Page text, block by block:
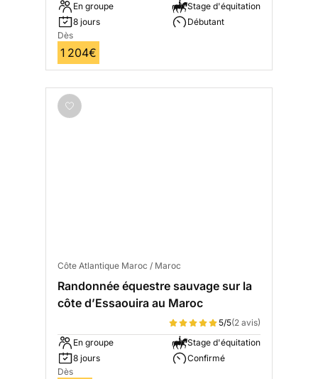
En groupe
8 jours
Stage d'équitation
Débutant
Dès
1 204€
Côte Atlantique Maroc / Maroc
Randonnée équestre sauvage sur la
côte d’Essaouira au Maroc
5/5(2 avis)
En groupe
8 jours
Stage d'équitation
Confirmé
Dès